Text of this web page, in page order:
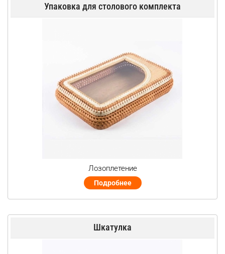
Упаковка для столового комплекта
Лозоплетение
Подробнее
Шкатулка